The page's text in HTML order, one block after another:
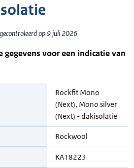
op 9 juli 2026
gegevens voor een indicatie van
Rockfit Mono
(Next), Mono silver
(Next) - dakisolatie
Rockwool
KA18223